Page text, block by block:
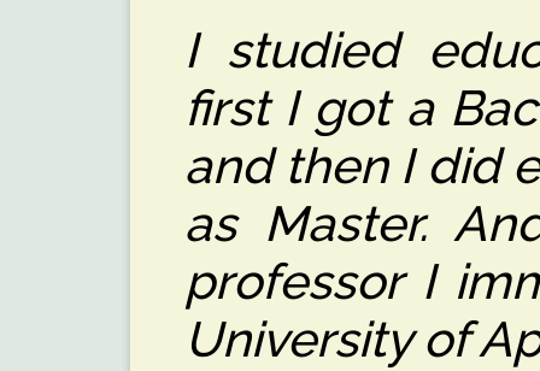
I studied
first I got a
and then I did
as Master.
professor I
University of